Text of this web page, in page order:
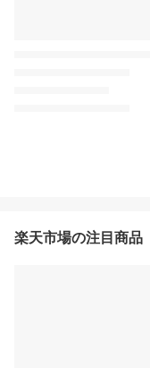
楽天市場の注目商品